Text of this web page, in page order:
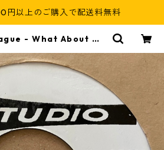
円以上のご購入で配送料無料
- What About Me